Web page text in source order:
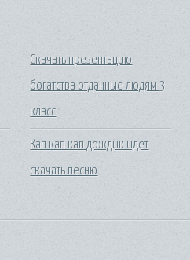
Скачать презентацию
богатства отданные людям 3
класс
Кап кап кап дождик идет
скачать песню